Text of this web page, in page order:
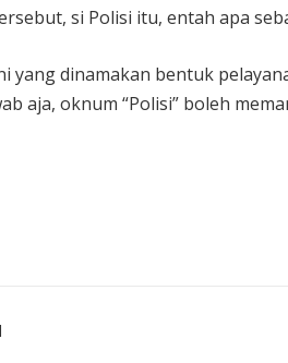
si Polisi itu, entah apa
dinamakan bentuk
aja, oknum “Polisi” boleh